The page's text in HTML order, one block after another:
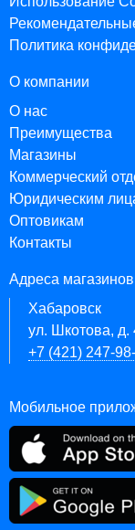
Политика
О компании
О нас
Преимущества
Магазины
Коммерческий
Юридическим
Оптовикам
Контакты
Адреса магазинов
Хабаровск
ул. Шкотова,
+7 (421) 247-
Мобильное